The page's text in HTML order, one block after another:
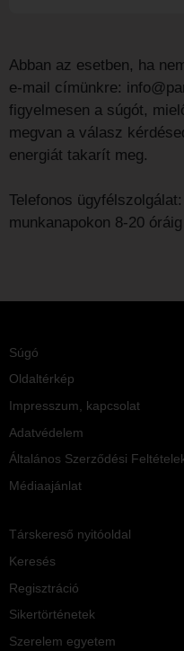
Abban az esetben, ha
e-mail címünkre:
figyelmesen a súgót,
megvan a válasz
energiát takarít meg.
Telefonos
munkanapokon 8-20 óráig
Súgó
Oldaltérkép
Impresszum, kapcsolat
Adatvédelem
Általános Szerződési
Médiaajánlat
Társkereső nyitóoldal
Keresés
Regisztráció
Sikertörténetek
Szerelem egyetem